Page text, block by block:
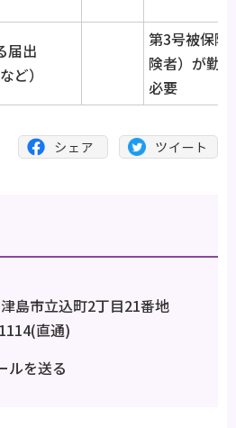
届出
ど）
第3号被保険
険者）が勤
必要
島市立込町2丁目21番地
直通)
ルを送る